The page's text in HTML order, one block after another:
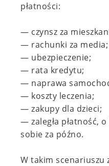
płatności:
— czynsz za
— rachunki za media;
— ubezpieczenie;
— rata kredytu;
— naprawa
— koszty leczenia;
— zakupy dla dzieci;
— zaległa płatność,
sobie za późno.
W takim scenariuszu